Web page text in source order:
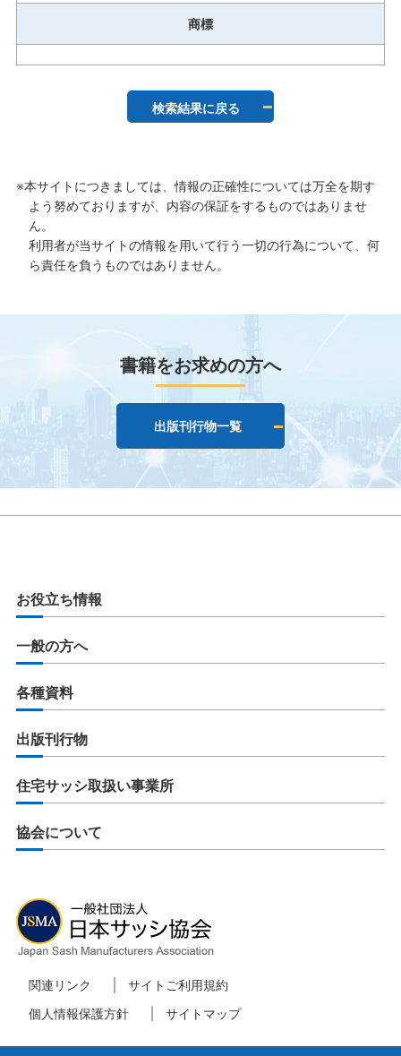
商標
検索結果に戻る
※本サイトにつきましては、情報の正確性については万全を期す
よう努めておりますが、内容の保証をするものではありませ
ん。
利用者が当サイトの情報を用いて行う一切の行為について、何
ら責任を負うものではありません。
書籍をお求めの方へ
出版刊行物一覧
お役立ち情報
一般の方へ
各種資料
出版刊行物
住宅サッシ取扱い事業所
協会について
関連リンク
サイトご利用規約
個人情報保護方針
サイトマップ